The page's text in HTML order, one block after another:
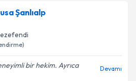
Şanlıalp
bir hekim. Ayrıca
Devamı